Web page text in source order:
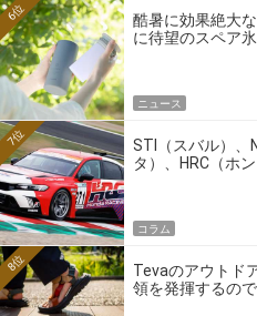
酷暑に効果絶大
に待望のスペア
6位
ニュース
STI（スバル）、
タ）、HRC（ホ
7位
コラム
Tevaのアウトド
領を発揮するの
8位